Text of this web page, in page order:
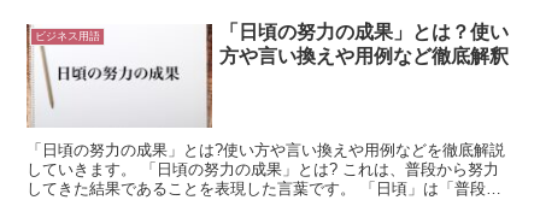
ビジネス用語
「日頃の努力の成果」とは？使い
方や言い換えや用例など徹底解釈
「日頃の努力の成果」とは?使い方や言い換えや用例などを徹底解説
していきます。 「日頃の努力の成果」とは? これは、普段から努力
してきた結果であることを表現した言葉です。 「日頃」は「普段」